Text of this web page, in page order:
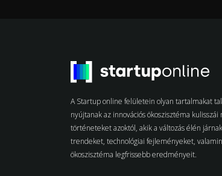
A Startup online felületein olyan tartalmakat
nyújtanak az innovációs ökoszisztéma
történeteket azoktól, akik a változás élén
trendeket, technológiai fejleményeket,
ökoszisztéma legfrissebb eredményeit.